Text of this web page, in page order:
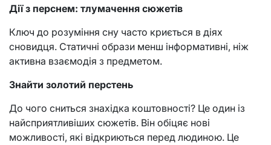
Дії з перснем: тлумачення сюжетів
Ключ до розуміння сну часто криється в діях
сновидця. Статичні образи менш інформативні, ніж
активна взаємодія з предметом.
Знайти золотий перстень
До чого сниться знахідка коштовності? Це один із
найсприятливіших сюжетів. Він обіцяє нові
можливості, які відкриються перед людиною. Це